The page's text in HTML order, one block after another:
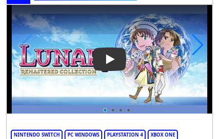
Play Video: Lunar
NINTENDO SWITCH PC WINDOWS PLAYSTATION 4 XBOX ONE